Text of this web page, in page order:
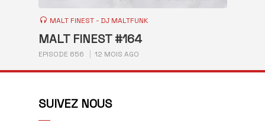
MALT FINEST - DJ MALTFUNK
MALT FINEST #164
EPISODE 656 12 MOIS AGO
SUIVEZ NOUS